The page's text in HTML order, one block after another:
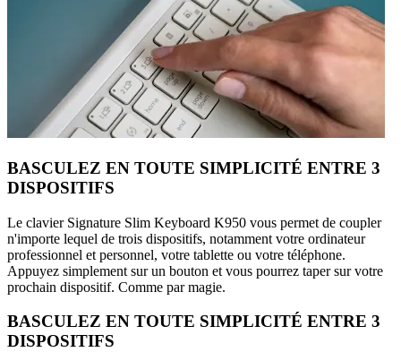
BASCULEZ EN TOUTE SIMPLICITÉ ENTRE 3
DISPOSITIFS
Le clavier Signature Slim Keyboard K950 vous permet de coupler
n'importe lequel de trois dispositifs, notamment votre ordinateur
professionnel et personnel, votre tablette ou votre téléphone.
Appuyez simplement sur un bouton et vous pourrez taper sur votre
prochain dispositif. Comme par magie.
BASCULEZ EN TOUTE SIMPLICITÉ ENTRE 3
DISPOSITIFS